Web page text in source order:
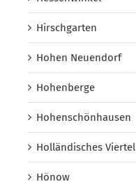
Hirschgarten
Hohen Neuendorf
Hohenberge
Hohenschönhausen
Holländisches Viertel
Hönow